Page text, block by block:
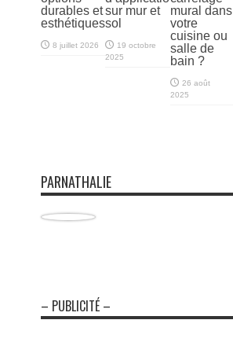
durables et
esthétiques
8 juillet 2026
sur mur et
sol
19 octobre
2025
mural dans
votre
cuisine ou
salle de
bain ?
26 août
2025
PARNATHALIE
– PUBLICITÉ –